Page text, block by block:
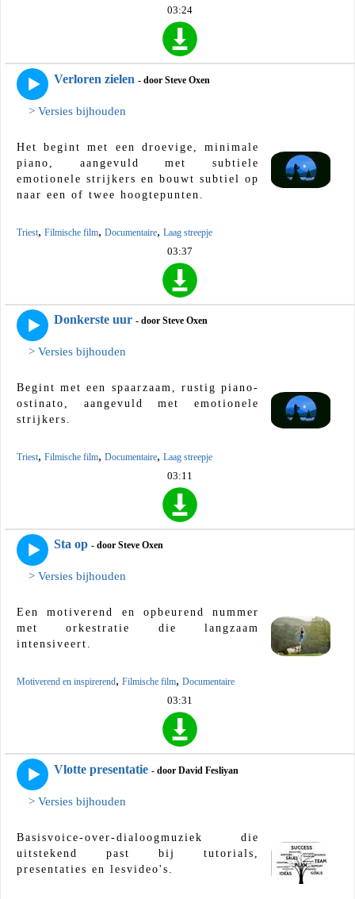
03:24
Verloren zielen - door Steve Oxen
> Versies bijhouden
Het begint met een droevige, minimale
piano, aangevuld met subtiele
emotionele strijkers en bouwt subtiel op
naar een of twee hoogtepunten.
Triest, Filmische film, Documentaire, Laag streepje
03:37
Donkerste uur - door Steve Oxen
> Versies bijhouden
Begint met een spaarzaam, rustig piano-
ostinato, aangevuld met emotionele
strijkers.
Triest, Filmische film, Documentaire, Laag streepje
03:11
Sta op - door Steve Oxen
> Versies bijhouden
Een motiverend en opbeurend nummer
met orkestratie die langzaam
intensiveert.
Motiverend en inspirerend, Filmische film, Documentaire
03:31
Vlotte presentatie - door David Fesliyan
> Versies bijhouden
Basisvoice-over-dialoogmuziek die
uitstekend past bij tutorials,
presentaties en lesvideo's.